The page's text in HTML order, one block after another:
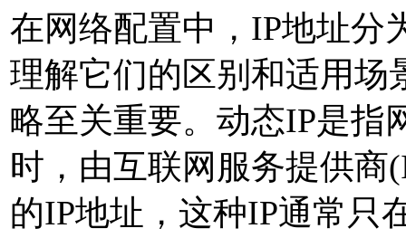
在网络配置中，IP地址分
理解它们的区别和适用场
略至关重要。动态IP是指
时，由互联网服务提供商
的IP地址，这种IP通常只